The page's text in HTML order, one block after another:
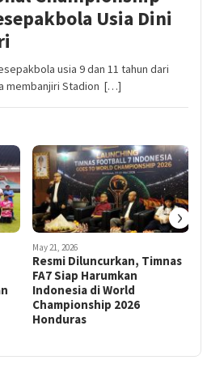
Usia Dini
usia 9 dan 11 tahun dari
membanjiri Stadion […]
May 21, 2026
Resmi Diluncurkan, Timnas
FA7 Siap Harumkan
Indonesia di World
Championship 2026
Honduras
›